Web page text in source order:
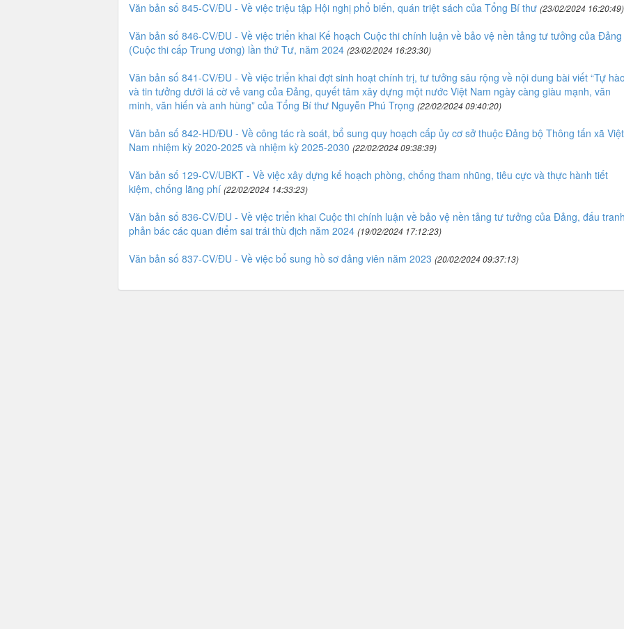
Văn bản số 845-CV/ĐU - Về việc triệu tập Hội nghị phổ biến, quán triệt sách của Tổng Bí thư (23/02/2024 16:20:49)
Văn bản số 846-CV/ĐU - Về việc triển khai Kế hoạch Cuộc thi chính luận về bảo vệ nền tảng tư tưởng của Đảng
(Cuộc thi cấp Trung ương) lần thứ Tư, năm 2024 (23/02/2024 16:23:30)
Văn bản số 841-CV/ĐU - Về việc triển khai đợt sinh hoạt chính trị, tư tưởng sâu rộng về nội dung bài viết “Tự
và tin tưởng dưới lá cờ vẻ vang của Đảng, quyết tâm xây dựng một nước Việt Nam ngày càng giàu mạnh, văn
minh, văn hiến và anh hùng” của Tổng Bí thư Nguyễn Phú Trọng (22/02/2024 09:40:20)
Văn bản số 842-HD/ĐU - Về công tác rà soát, bổ sung quy hoạch cấp ủy cơ sở thuộc Đảng bộ Thông tấn xã Việt
Nam nhiệm kỳ 2020-2025 và nhiệm kỳ 2025-2030 (22/02/2024 09:38:39)
Văn bản số 129-CV/UBKT - Về việc xây dựng kế hoạch phòng, chống tham nhũng, tiêu cực và thực hành tiết
kiệm, chống lãng phí (22/02/2024 14:33:23)
Văn bản số 836-CV/ĐU - Về việc triển khai Cuộc thi chính luận về bảo vệ nền tảng tư tưởng của Đảng, đấu
phản bác các quan điểm sai trái thù địch năm 2024 (19/02/2024 17:12:23)
Văn bản số 837-CV/ĐU - Về việc bổ sung hồ sơ đảng viên năm 2023 (20/02/2024 09:37:13)